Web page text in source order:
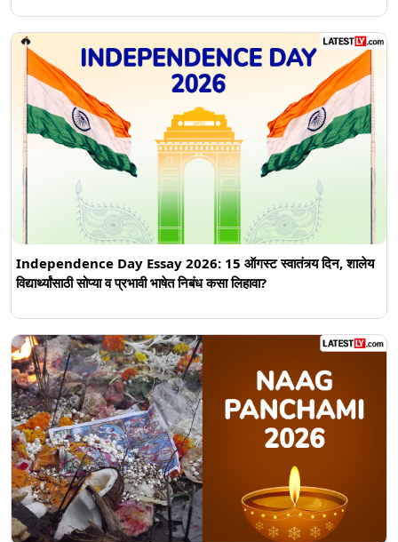
Independence Day Essay 2026: 15 ऑगस्ट स्वातंत्र्य दिन, शालेय
विद्यार्थ्यांसाठी सोप्या व प्रभावी भाषेत निबंध कसा लिहावा?